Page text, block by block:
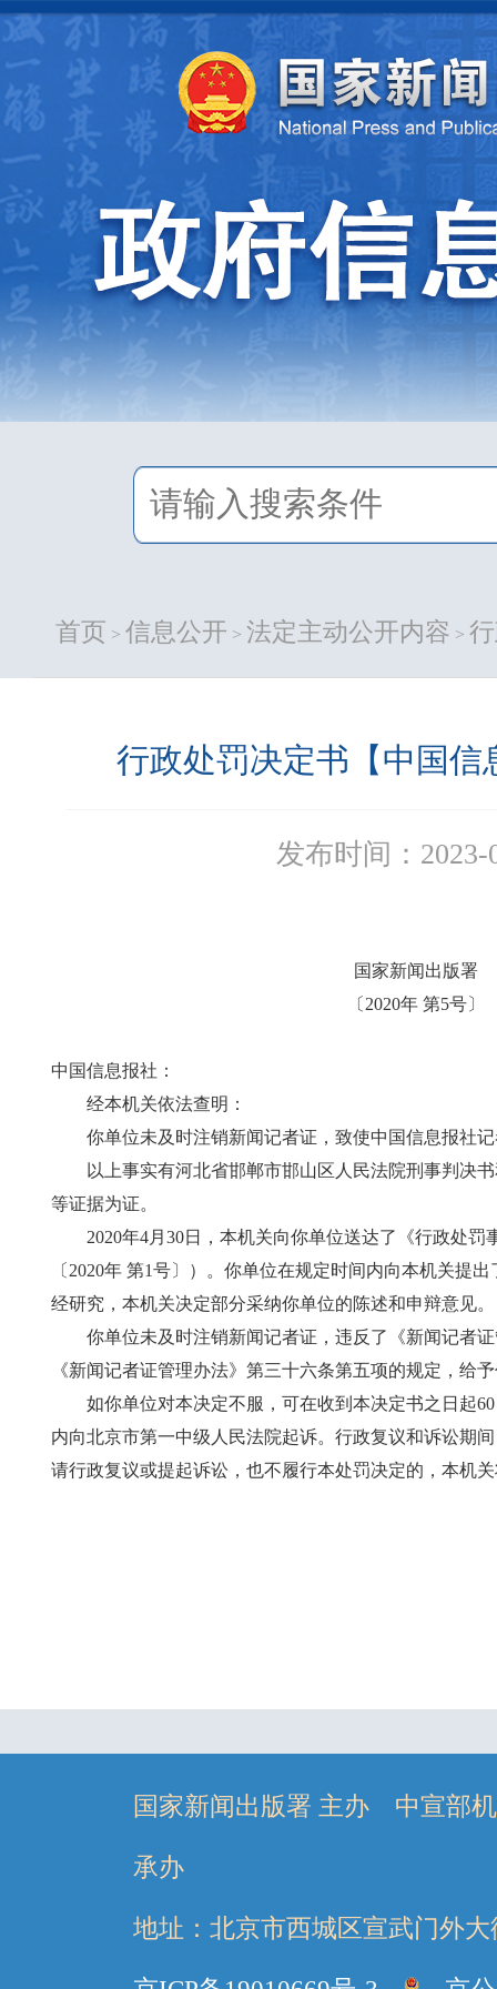
首页 > 信息公开 > 法定主动公开内容 >
行政处罚决定书【中国信
发布时间：2023-
国家新闻出版署
〔2020年 第5号〕
中国信息报社：
经本机关依法查明：
你单位未及时注销新闻记者证，致使中国信息报社
以上事实有河北省邯郸市邯山区人民法院刑事判决
等证据为证。
2020年4月30日，本机关向你单位送达了《行政处
〔2020年 第1号〕）。你单位在规定时间内向本机关提
经研究，本机关决定部分采纳你单位的陈述和申辩意见。
你单位未及时注销新闻记者证，违反了《新闻记者
《新闻记者证管理办法》第三十六条第五项的规定，给
如你单位对本决定不服，可在收到本决定书之日起
内向北京市第一中级人民法院起诉。行政复议和诉讼期
请行政复议或提起诉讼，也不履行本处罚决定的，本机
国家新闻出版署 主办 中宣部
承办
地址：北京市西城区宣武门外